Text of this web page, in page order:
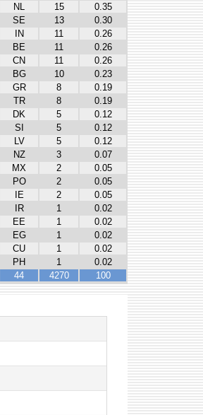
NL 15
0.35
SE 13
0.30
IN 11
0.26
BE 11
0.26
CN 11
0.26
BG 10
0.23
GR 8
0.19
TR 8
0.19
DK 5
0.12
SI 5
0.12
LV 5
0.12
NZ 3
0.07
MX 2
0.05
PO 2
0.05
IE 2
0.05
IR 1
0.02
EE 1
0.02
EG 1
0.02
CU 1
0.02
PH 1
0.02
44 4270 100